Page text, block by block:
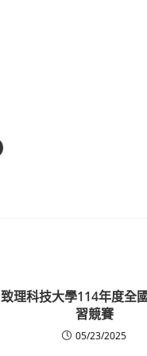
致理科技大學114年度全
習競賽
05/23/2025